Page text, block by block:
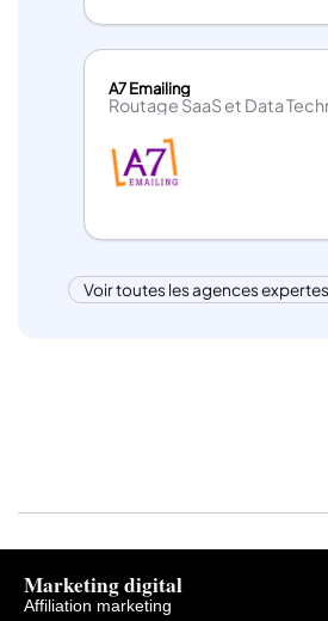
A7 Emailing
Routage SaaS et Data
Voir toutes les agences
Marketing digital
Affiliation marketing